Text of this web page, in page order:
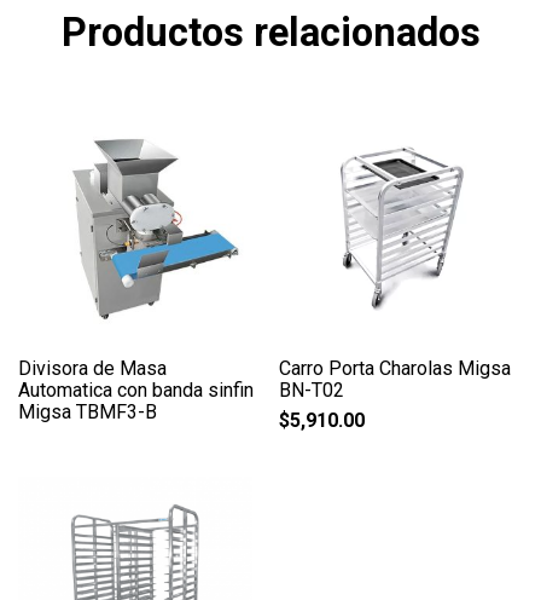
Productos relacionados
Divisora de Masa
Automatica con banda sinfin
Migsa TBMF3-B
Carro Porta Charolas Migsa
BN-T02
$5,910.00